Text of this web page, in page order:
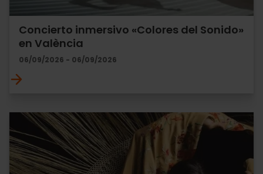
Concierto inmersivo «Colores del Sonido»
en València
06/09/2026 - 06/09/2026